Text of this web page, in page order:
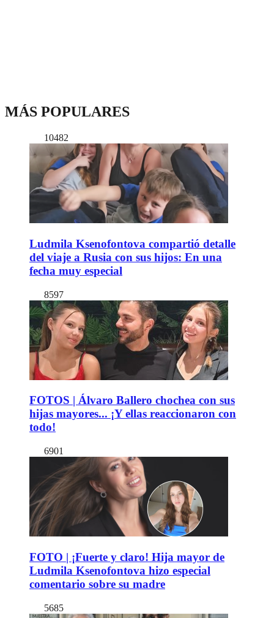
MÁS POPULARES
10482
Ludmila Ksenofontova compartió detalle
del viaje a Rusia con sus hijos: En una
fecha muy especial
8597
FOTOS | Álvaro Ballero chochea con sus
hijas mayores... ¡Y ellas reaccionaron con
todo!
6901
FOTO | ¡Fuerte y claro! Hija mayor de
Ludmila Ksenofontova hizo especial
comentario sobre su madre
5685